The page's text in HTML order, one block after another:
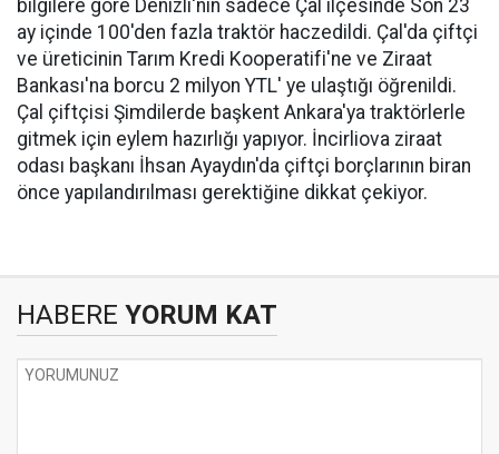
bilgilere göre Denizli'nin sadece Çal ilçesinde Son 23
ay içinde 100'den fazla traktör haczedildi. Çal'da çiftçi
ve üreticinin Tarım Kredi Kooperatifi'ne ve Ziraat
Bankası'na borcu 2 milyon YTL' ye ulaştığı öğrenildi.
Çal çiftçisi Şimdilerde başkent Ankara'ya traktörlerle
gitmek için eylem hazırlığı yapıyor. İncirliova ziraat
odası başkanı İhsan Ayaydın'da çiftçi borçlarının biran
önce yapılandırılması gerektiğine dikkat çekiyor.
HABERE YORUM KAT